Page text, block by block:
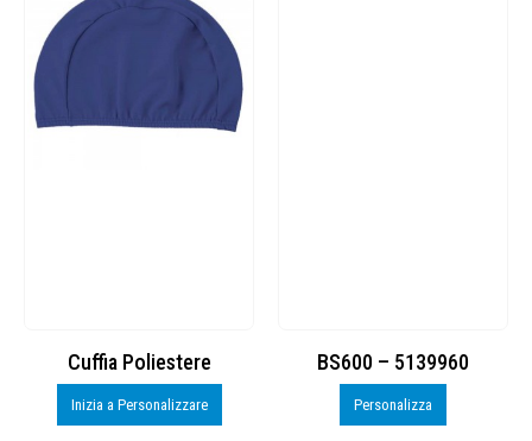
Cuffia Poliestere
Inizia a Personalizzare
BS600 – 5139960
Personalizza